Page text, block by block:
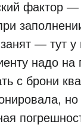
фактор
— тут у
надо
с брони